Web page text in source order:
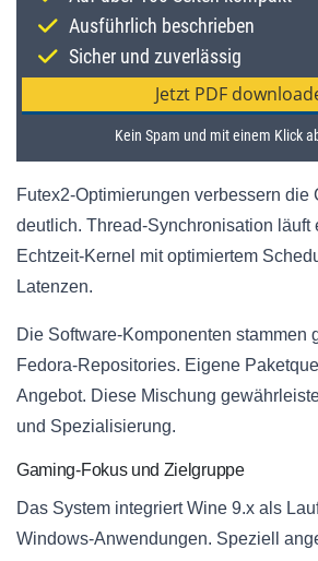
Futex2-Optimierungen verbessern die
deutlich. Thread-Synchronisation läuft
Echtzeit-Kernel mit optimiertem
Latenzen.
Die Software-Komponenten stammen
Fedora-Repositories. Eigene
Angebot. Diese Mischung
und Spezialisierung.
Gaming-Fokus und Zielgruppe
Das System integriert Wine 9.x als
Windows-Anwendungen. Speziell